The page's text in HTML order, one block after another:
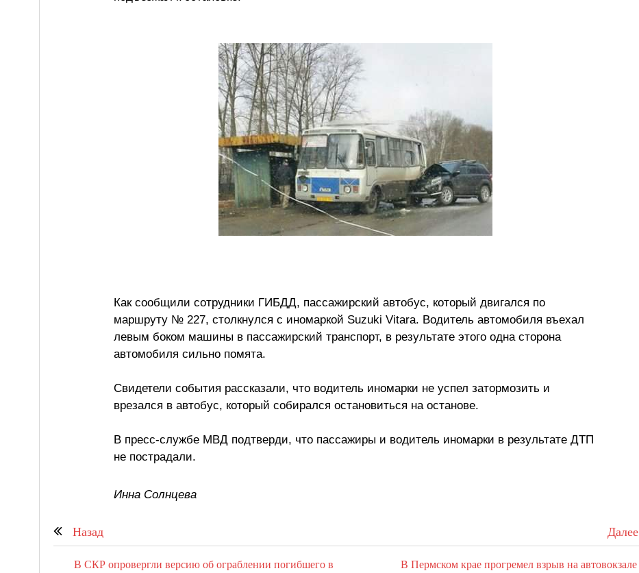
Как сообщили сотрудники ГИБДД, пассажирский автобус, который двигался по
маршруту № 227, столкнулся с иномаркой Suzuki Vitara. Водитель автомобиля въехал
левым боком машины в пассажирский транспорт, в результате этого одна сторона
автомобиля сильно помята.
Свидетели события рассказали, что водитель иномарки не успел затормозить и
врезался в автобус, который собирался остановиться на останове.
В пресс-службе МВД подтверди, что пассажиры и водитель иномарки в результате ДТП
не пострадали.
Инна Солнцева
Назад Далее
В СКР опровергли версию об ограблении погибшего в
В Пермском крае прогремел взрыв на автовокзале